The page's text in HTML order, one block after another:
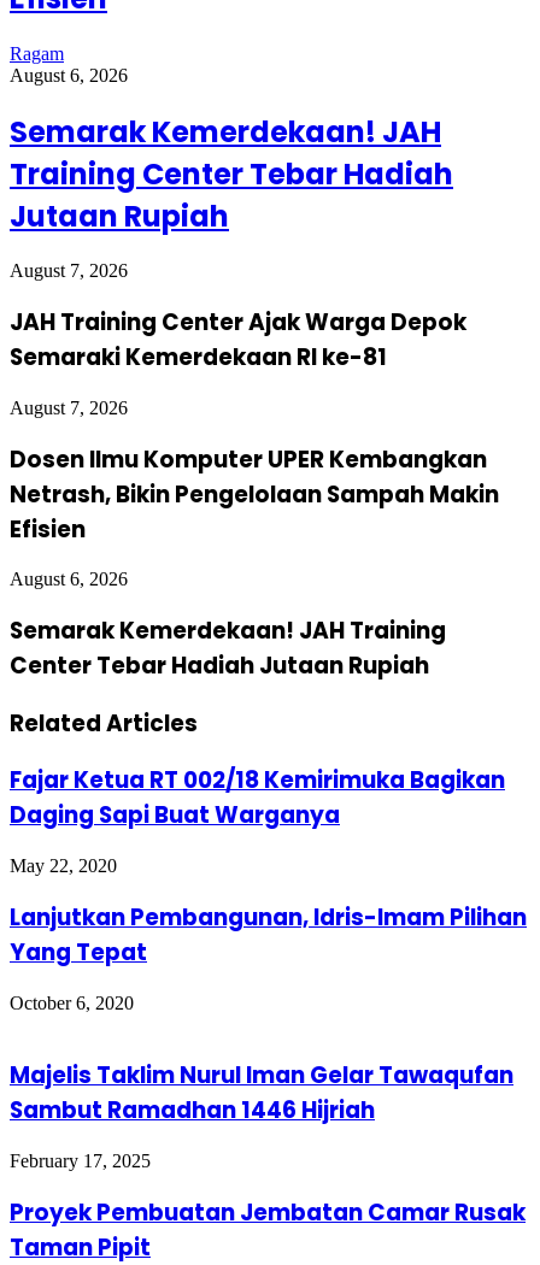
Ragam
August 6, 2026
Semarak Kemerdekaan! JAH
Training Center Tebar Hadiah
Jutaan Rupiah
August 7, 2026
JAH Training Center Ajak Warga Depok
Semaraki Kemerdekaan RI ke-81
August 7, 2026
Dosen Ilmu Komputer UPER Kembangkan
Netrash, Bikin Pengelolaan Sampah Makin
Efisien
August 6, 2026
Semarak Kemerdekaan! JAH Training
Center Tebar Hadiah Jutaan Rupiah
Related Articles
Fajar Ketua RT 002/18 Kemirimuka Bagikan
Daging Sapi Buat Warganya
May 22, 2020
Lanjutkan Pembangunan, Idris-Imam Pilihan
Yang Tepat
October 6, 2020
Majelis Taklim Nurul Iman Gelar Tawaqufan
Sambut Ramadhan 1446 Hijriah
February 17, 2025
Proyek Pembuatan Jembatan Camar Rusak
Taman Pipit